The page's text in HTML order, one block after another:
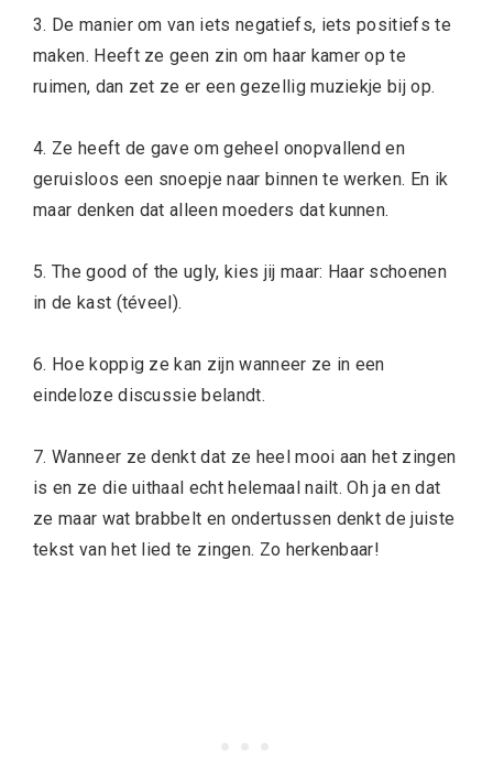
3. De manier om van iets negatiefs, iets positiefs te
maken. Heeft ze geen zin om haar kamer op te
ruimen, dan zet ze er een gezellig muziekje bij op.
4. Ze heeft de gave om geheel onopvallend en
geruisloos een snoepje naar binnen te werken. En ik
maar denken dat alleen moeders dat kunnen.
5. The good of the ugly, kies jij maar: Haar schoenen
in de kast (téveel).
6. Hoe koppig ze kan zijn wanneer ze in een
eindeloze discussie belandt.
7. Wanneer ze denkt dat ze heel mooi aan het zingen
is en ze die uithaal echt helemaal nailt. Oh ja en dat
ze maar wat brabbelt en ondertussen denkt de juiste
tekst van het lied te zingen. Zo herkenbaar!